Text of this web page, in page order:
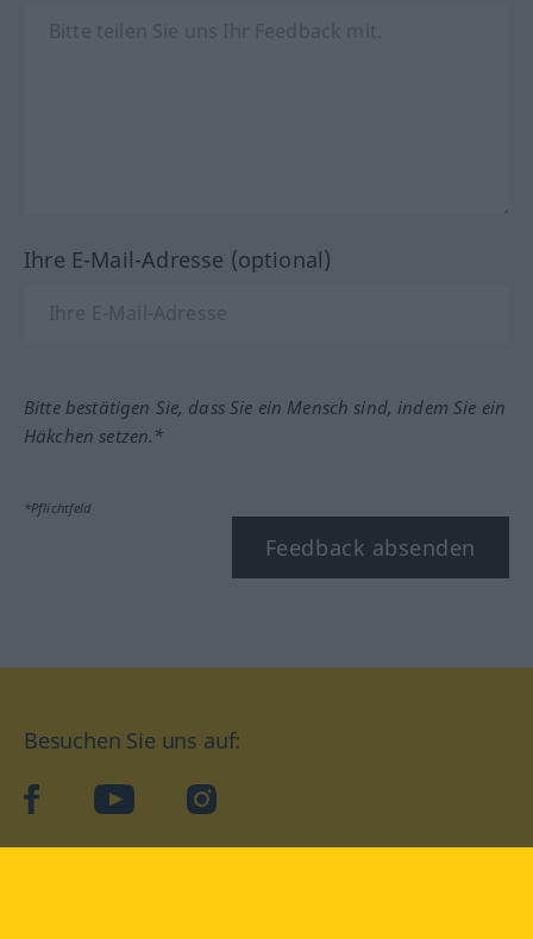
Ihre E-Mail-Adresse (optional)
Bitte bestätigen Sie, dass Sie ein Mensch sind, indem Sie ein
Häkchen setzen.*
*Pflichtfeld
Feedback absenden
Besuchen Sie uns auf:
facebookYouTube Instagram